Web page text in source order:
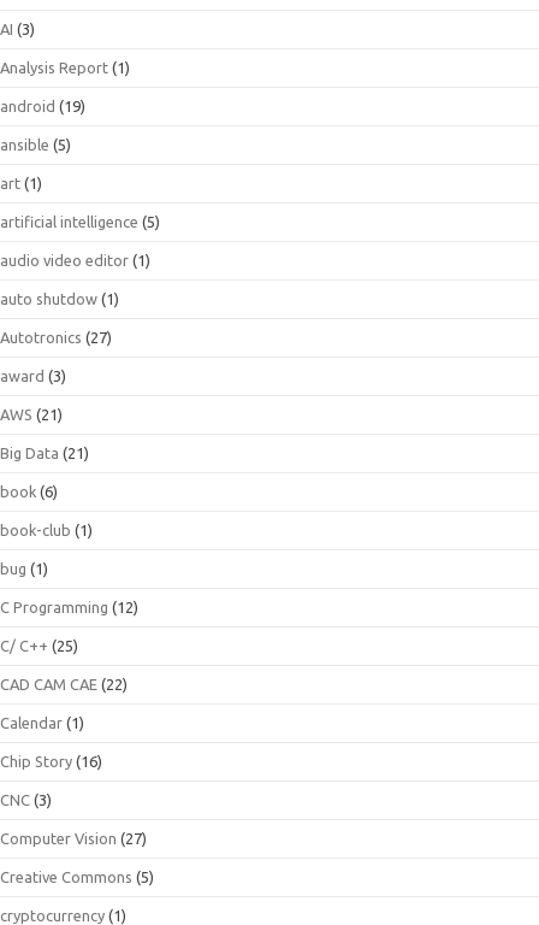
AI (3)
Analysis Report (1)
android (19)
ansible (5)
art (1)
artificial intelligence (5)
audio video editor (1)
auto shutdow (1)
Autotronics (27)
award (3)
AWS (21)
Big Data (21)
book (6)
book-club (1)
bug (1)
C Programming (12)
C/ C++ (25)
CAD CAM CAE (22)
Calendar (1)
Chip Story (16)
CNC (3)
Computer Vision (27)
Creative Commons (5)
cryptocurrency (1)